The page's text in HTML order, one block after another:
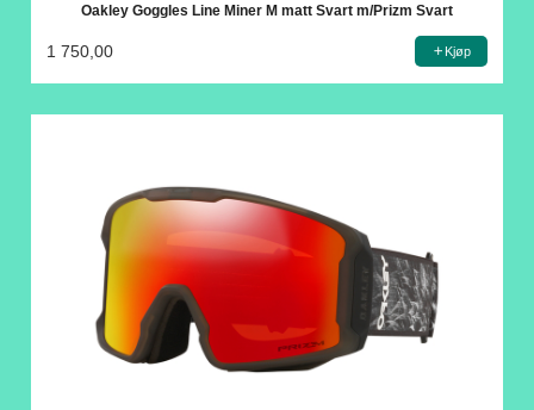
Oakley Goggles Line Miner M matt Svart m/Prizm Svart
1 750,00 Kjøp